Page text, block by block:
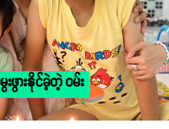
ဖွားနိုင်ခဲ့တဲ့ ဝမ်း